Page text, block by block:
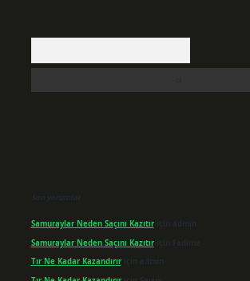
Son yorumlar
Samuraylar Neden Saçını Kazıtıriçin admin
Samuraylar Neden Saçını Kazıtıriçin Fadime
Tır Ne Kadar Kazandırıriçin admin